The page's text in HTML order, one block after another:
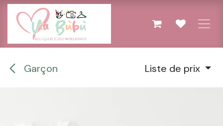
Se rendre au contenu
Garçon Liste de prix